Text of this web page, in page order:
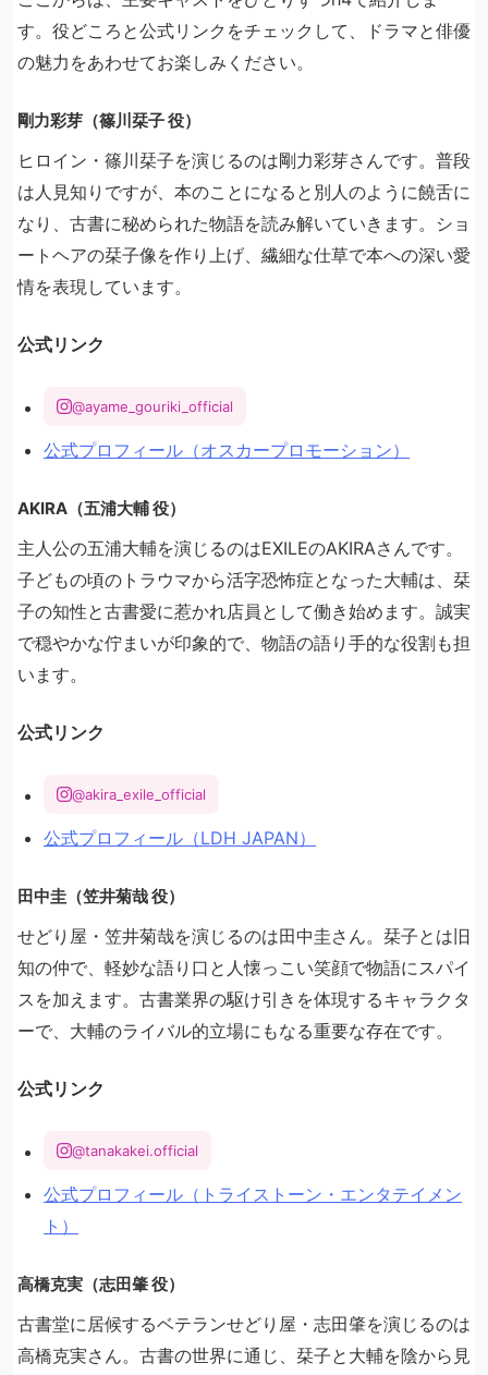
す。役どころと公式リンクをチェックして、ドラマと俳優
の魅力をあわせてお楽しみください。
剛力彩芽（篠川栞子 役）
ヒロイン・篠川栞子を演じるのは剛力彩芽さんです。普段
は人見知りですが、本のことになると別人のように饒舌に
なり、古書に秘められた物語を読み解いていきます。ショ
ートヘアの栞子像を作り上げ、繊細な仕草で本への深い愛
情を表現しています。
公式リンク
@ayame_gouriki_official
公式プロフィール（オスカープロモーション）
AKIRA（五浦大輔 役）
主人公の五浦大輔を演じるのはEXILEのAKIRAさんです。
子どもの頃のトラウマから活字恐怖症となった大輔は、栞
子の知性と古書愛に惹かれ店員として働き始めます。誠実
で穏やかな佇まいが印象的で、物語の語り手的な役割も担
います。
公式リンク
@akira_exile_official
公式プロフィール（LDH JAPAN）
田中圭（笠井菊哉 役）
せどり屋・笠井菊哉を演じるのは田中圭さん。栞子とは旧
知の仲で、軽妙な語り口と人懐っこい笑顔で物語にスパイ
スを加えます。古書業界の駆け引きを体現するキャラクタ
ーで、大輔のライバル的立場にもなる重要な存在です。
公式リンク
@tanakakei.official
公式プロフィール（トライストーン・エンタテイメン
ト）
高橋克実（志田肇 役）
古書堂に居候するベテランせどり屋・志田肇を演じるのは
高橋克実さん。古書の世界に通じ、栞子と大輔を陰から見